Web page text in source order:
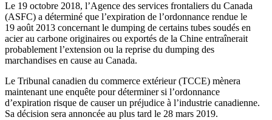
Le 19 octobre 2018, l’Agence des services frontaliers du Canada
(ASFC) a déterminé que l’expiration de l’ordonnance rendue le
19 août 2013 concernant le dumping de certains tubes soudés en
acier au carbone originaires ou exportés de la Chine entraînerait
probablement l’extension ou la reprise du dumping des
marchandises en cause au Canada.
Le Tribunal canadien du commerce extérieur (TCCE) mènera
maintenant une enquête pour déterminer si l’ordonnance
d’expiration risque de causer un préjudice à l’industrie canadienne.
Sa décision sera annoncée au plus tard le 28 mars 2019.